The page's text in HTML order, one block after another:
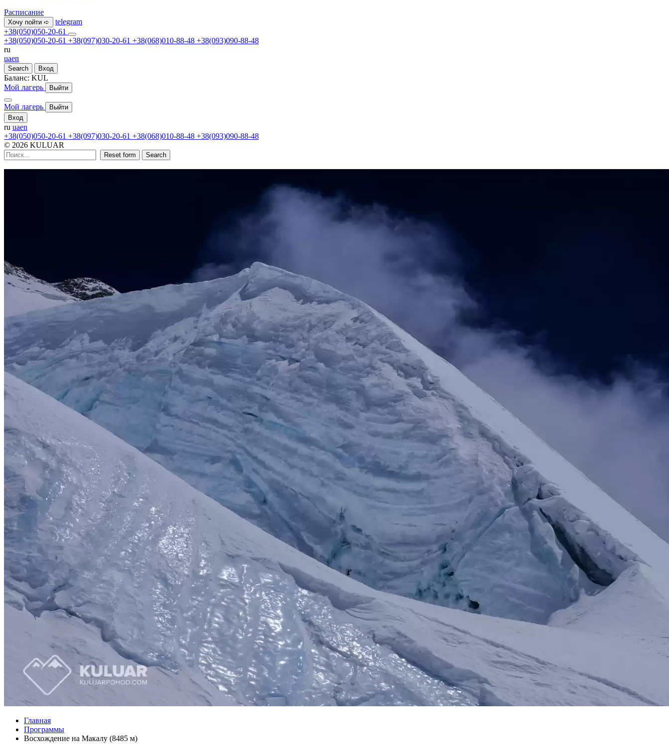
Расписание
Хочу пойти ➪
telegram
+38(050)050-20-61
+38(050)050-20-61 +38(097)030-20-61 +38(068)010-88-48 +38(093)090-88-48
ru
uaen
Search Вход
Баланс: KUL
Мой лагерь
Выйти
Мой лагерь
Выйти
Вход
ru uaen
+38(050)050-20-61 +38(097)030-20-61 +38(068)010-88-48 +38(093)090-88-48
© 2026 KULUAR
Reset form Search
Главная
Программы
Восхождение на Макалу (8485 м)